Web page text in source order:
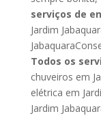
serviços de
Jardim
Todos os
chuveiros em
elétrica em
Jardim